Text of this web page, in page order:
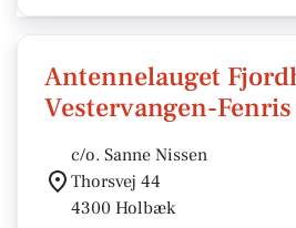
Antennelauget
Vestervangen-
c/o. Sanne Nissen
Thorsvej 44
4300 Holbæk